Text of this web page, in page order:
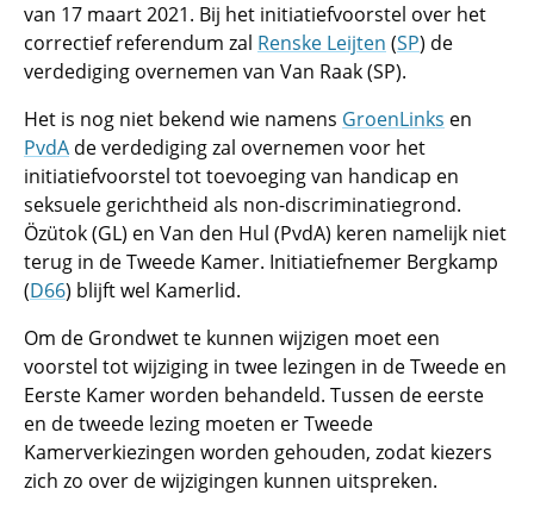
van 17 maart 2021. Bij het initiatiefvoorstel over het
correctief referendum zal Renske Leijten (SP) de
verdediging overnemen van Van Raak (SP).
Het is nog niet bekend wie namens GroenLinks en
PvdA de verdediging zal overnemen voor het
initiatiefvoorstel tot toevoeging van handicap en
seksuele gerichtheid als non-discriminatiegrond.
Özütok (GL) en Van den Hul (PvdA) keren namelijk niet
terug in de Tweede Kamer. Initiatiefnemer Bergkamp
(D66) blijft wel Kamerlid.
Om de Grondwet te kunnen wijzigen moet een
voorstel tot wijziging in twee lezingen in de Tweede en
Eerste Kamer worden behandeld. Tussen de eerste
en de tweede lezing moeten er Tweede
Kamerverkiezingen worden gehouden, zodat kiezers
zich zo over de wijzigingen kunnen uitspreken.